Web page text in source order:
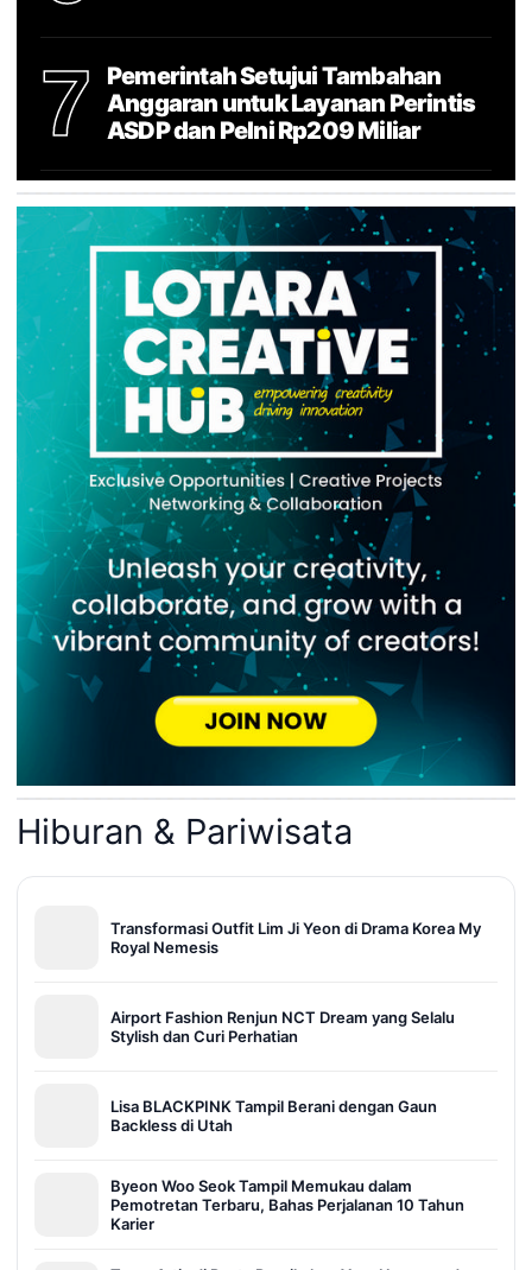
7
Pemerintah Setujui Tambahan
Anggaran untuk Layanan Perintis
ASDP dan Pelni Rp209 Miliar
Hiburan & Pariwisata
Transformasi Outfit Lim Ji Yeon di Drama Korea My
Royal Nemesis
Airport Fashion Renjun NCT Dream yang Selalu
Stylish dan Curi Perhatian
Lisa BLACKPINK Tampil Berani dengan Gaun
Backless di Utah
Byeon Woo Seok Tampil Memukau dalam
Pemotretan Terbaru, Bahas Perjalanan 10 Tahun
Karier